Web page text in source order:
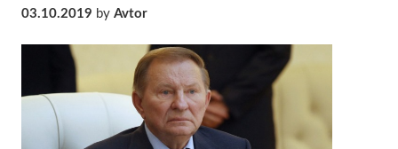
03.10.2019 by Avtor